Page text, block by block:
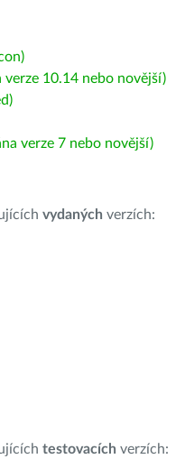
verze 10.14 nebo novější)
verze 7 nebo novější)
vydaných verzích:
testovacích verzích: